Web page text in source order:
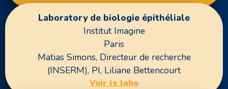
Laboratory de biologie épithéliale
Institut Imagine
Paris
Matias Simons, Directeur de recherche
(INSERM), PI, Liliane Bettencourt
Voir le labo